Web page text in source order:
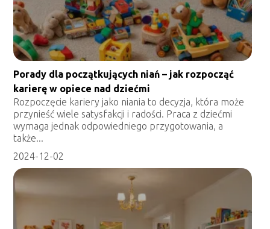
Porady dla początkujących niań – jak rozpocząć
karierę w opiece nad dziećmi
Rozpoczęcie kariery jako niania to decyzja, która może
przynieść wiele satysfakcji i radości. Praca z dziećmi
wymaga jednak odpowiedniego przygotowania, a
także...
2024-12-02